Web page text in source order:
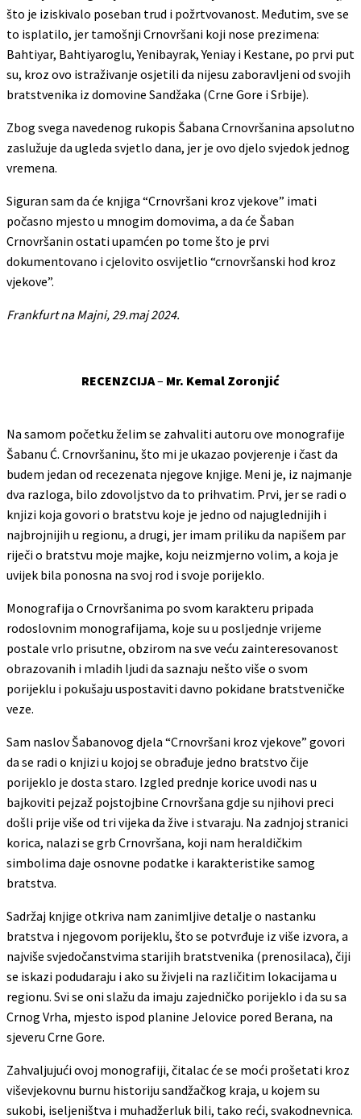
što je iziskivalo poseban trud i požrtvovanost. Međutim, sve se
to isplatilo, jer tamošnji Crnovršani koji nose prezimena:
Bahtiyar, Bahtiyaroglu, Yenibayrak, Yeniay i Kestane, po prvi put
su, kroz ovo istraživanje osjetili da nijesu zaboravljeni od svojih
bratstvenika iz domovine Sandžaka (Crne Gore i Srbije).
Zbog svega navedenog rukopis Šabana Crnovršanina apsolutno
zaslužuje da ugleda svjetlo dana, jer je ovo djelo svjedok jednog
vremena.
Siguran sam da će knjiga “Crnovršani kroz vjekove” imati
počasno mjesto u mnogim domovima, a da će Šaban
Crnovršanin ostati upamćen po tome što je prvi
dokumentovano i cjelovito osvijetlio “crnovršanski hod kroz
vjekove”.
Frankfurt na Majni, 29.maj 2024.
RECENZCIJA– Mr. Kemal Zoronjić
Na samom početku želim se zahvaliti autoru ove monografije
Šabanu Ć. Crnovršaninu, što mi je ukazao povjerenje i čast da
budem jedan od recezenata njegove knjige. Meni je, iz najmanje
dva razloga, bilo zdovoljstvo da to prihvatim. Prvi, jer se radi o
knjizi koja govori o bratstvu koje je jedno od najuglednijih i
najbrojnijih u regionu, a drugi, jer imam priliku da napišem par
riječi o bratstvu moje majke, koju neizmjerno volim, a koja je
uvijek bila ponosna na svoj rod i svoje porijeklo.
Monografija o Crnovršanima po svom karakteru pripada
rodoslovnim monografijama, koje su u posljednje vrijeme
postale vrlo prisutne, obzirom na sve veću zainteresovanost
obrazovanih i mladih ljudi da saznaju nešto više o svom
porijeklu i pokušaju uspostaviti davno pokidane bratstveničke
veze.
Sam naslov Šabanovog djela “Crnovršani kroz vjekove” govori
da se radi o knjizi u kojoj se obrađuje jedno bratstvo čije
porijeklo je dosta staro. Izgled prednje korice uvodi nas u
bajkoviti pejzaž pojstojbine Crnovršana gdje su njihovi preci
došli prije više od tri vijeka da žive i stvaraju. Na zadnjoj stranici
korica, nalazi se grb Crnovršana, koji nam heraldičkim
simbolima daje osnovne podatke i karakteristike samog
bratstva.
Sadržaj knjige otkriva nam zanimljive detalje o nastanku
bratstva i njegovom porijeklu, što se potvrđuje iz više izvora, a
najviše svjedočanstvima starijih bratstvenika (prenosilaca), čiji
se iskazi podudaraju i ako su živjeli na različitim lokacijama u
regionu. Svi se oni slažu da imaju zajedničko porijeklo i da su sa
Crnog Vrha, mjesto ispod planine Jelovice pored Berana, na
sjeveru Crne Gore.
Zahvaljujući ovoj monografiji, čitalac će se moći prošetati kroz
viševjekovnu burnu historiju sandžačkog kraja, u kojem su
sukobi, iseljeništva i muhadžerluk bili, tako reći, svakodnevnica.